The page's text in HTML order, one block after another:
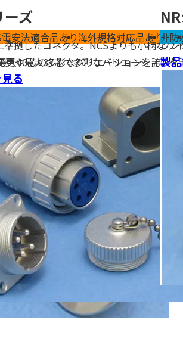
大40芯の多彩なバリエーションを誇
ーズ
電安法適合品あり海外規格対応品あり圧
準拠したコネクタ。NCSよりも小柄な
更や最大37芯で多彩なバリエーションを
る
非防
ワン
製